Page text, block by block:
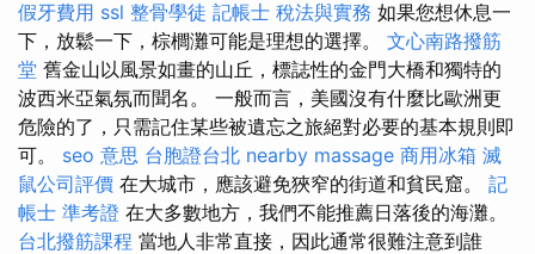
假牙費用 ssl 整骨學徒 記帳士 稅法與實務 如果您想休息一
下，放鬆一下，棕櫚灘可能是理想的選擇。 文心南路撥筋
堂 舊金山以風景如畫的山丘，標誌性的金門大橋和獨特的
波西米亞氣氛而聞名。 一般而言，美國沒有什麼比歐洲更
危險的了，只需記住某些被遺忘之旅絕對必要的基本規則即
可。 seo 意思 台胞證台北 nearby massage 商用冰箱 滅
鼠公司評價 在大城市，應該避免狹窄的街道和貧民窟。 記
帳士 準考證 在大多數地方，我們不能推薦日落後的海灘。
台北撥筋課程 當地人非常直接，因此通常很難注意到誰